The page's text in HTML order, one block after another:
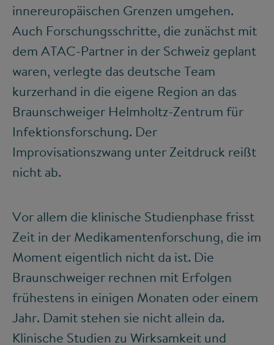
innereuropäischen Grenzen umgehen.
Auch Forschungsschritte, die zunächst mit
dem ATAC-Partner in der Schweiz geplant
waren, verlegte das deutsche Team
kurzerhand in die eigene Region an das
Braunschweiger Helmholtz-Zentrum für
Infektionsforschung. Der
Improvisationszwang unter Zeitdruck reißt
nicht ab.
Vor allem die klinische Studienphase frisst
Zeit in der Medikamentenforschung, die im
Moment eigentlich nicht da ist. Die
Braunschweiger rechnen mit Erfolgen
frühestens in einigen Monaten oder einem
Jahr. Damit stehen sie nicht allein da.
Klinische Studien zu Wirksamkeit und